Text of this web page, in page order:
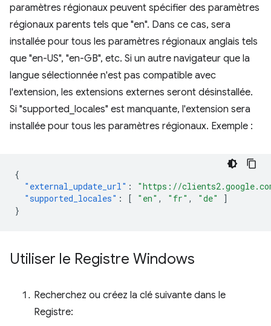
paramètres régionaux peuvent spécifier des paramètres
régionaux parents tels que "en". Dans ce cas, sera
installée pour tous les paramètres régionaux anglais tels
que "en-US", "en-GB", etc. Si un autre navigateur que la
langue sélectionnée n'est pas compatible avec
l'extension, les extensions externes seront désinstallée.
Si "supported_locales" est manquante, l'extension sera
installée pour tous les paramètres régionaux. Exemple :
{
"external_update_url" :
"https://
"supported_locales" : [ "en" , "fr" , "de"
]
}
Utiliser le Registre Windows
Recherchez ou créez la clé suivante dans le
Registre: